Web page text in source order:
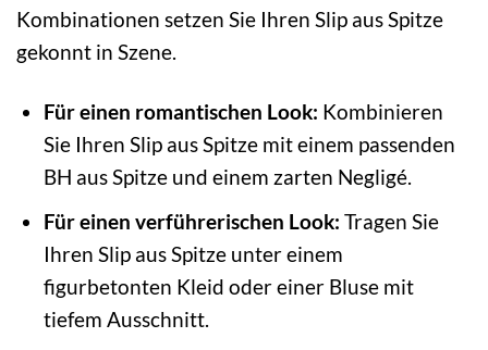
Kombinationen setzen Sie Ihren Slip aus Spitze
gekonnt in Szene.
Für einen romantischen Look: Kombinieren
Sie Ihren Slip aus Spitze mit einem passenden
BH aus Spitze und einem zarten Negligé.
Für einen verführerischen Look: Tragen Sie
Ihren Slip aus Spitze unter einem
figurbetonten Kleid oder einer Bluse mit
tiefem Ausschnitt.